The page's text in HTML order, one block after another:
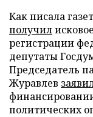
Как писала
получил
регистрации
депутаты
Председатель
Журавлев
политических